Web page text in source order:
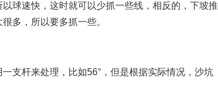
速快，这时就可以少抓一些线，相反的，下坡推
多，所以要多抓一些。
杆来处理，比如56°，但是根据实际情况，沙坑